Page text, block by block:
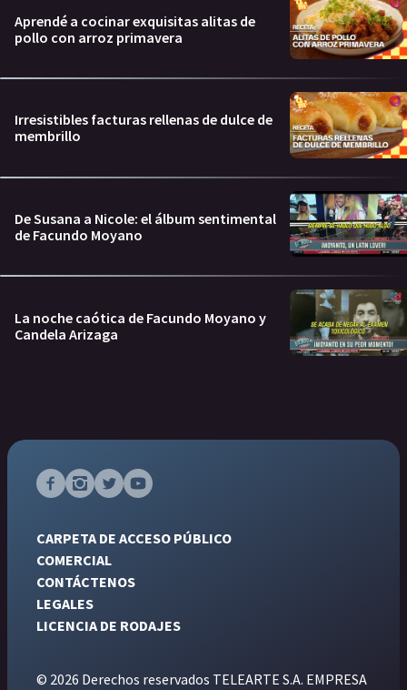
Aprendé a cocinar exquisitas alitas de
pollo con arroz primavera
Irresistibles facturas rellenas de dulce de
membrillo
De Susana a Nicole: el álbum sentimental
de Facundo Moyano
La noche caótica de Facundo Moyano y
Candela Arizaga
CARPETA DE ACCESO PÚBLICO
COMERCIAL
CONTÁCTENOS
LEGALES
LICENCIA DE RODAJES
© 2026 Derechos reservados TELEARTE S.A. EMPRESA